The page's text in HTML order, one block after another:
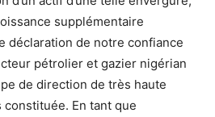
supplémentaire
déclaration de notre confiance
pétrolier et gazier nigérian
de direction de très haute
En tant que